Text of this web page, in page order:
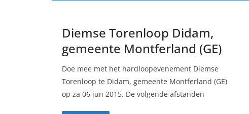
Diemse Torenloop Didam,
gemeente Montferland (GE)
Doe mee met het hardloopevenement Diemse
Torenloop te Didam, gemeente Montferland (GE)
op za 06 jun 2015. De volgende afstanden